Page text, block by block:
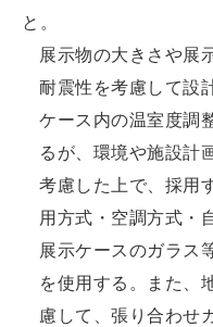
と。
展示物の大きさや展
耐震性を考慮して設
ケース内の温室度調
るが、環境や施設計
考慮した上で、採用
用方式・空調方式・
展示ケースのガラス
を使用する。また、
慮して、張り合わせ